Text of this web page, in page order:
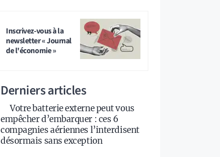
Inscrivez-vous à la
newsletter « Journal
de l'économie »
Derniers articles
Votre batterie externe peut vous
empêcher d’embarquer : ces 6
compagnies aériennes l’interdisent
désormais sans exception